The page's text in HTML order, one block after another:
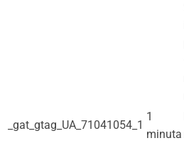
_gat_gtag_UA_71041054_1
1
minuta